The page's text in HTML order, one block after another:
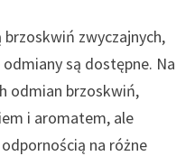
zwyczajnych,
są dostępne. Na
odmian brzoskwiń,
i aromatem, ale
na różne